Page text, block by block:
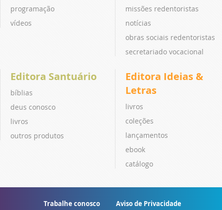
programação
vídeos
missões redentoristas
notícias
obras sociais redentoristas
secretariado vocacional
Editora Santuário
bíblias
deus conosco
livros
outros produtos
Editora Ideias &
Letras
livros
coleções
lançamentos
ebook
catálogo
Trabalhe conosco Aviso de Privacidade